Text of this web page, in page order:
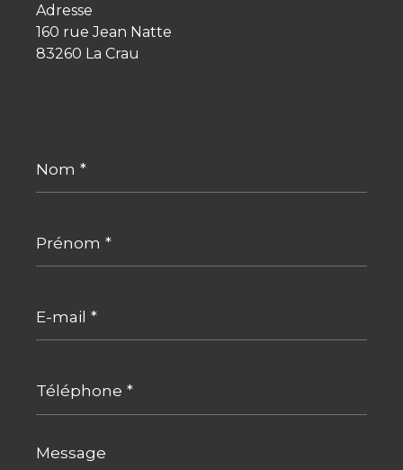
Adresse
160 rue Jean Natte
83260 La Crau
*
*
mail
*
*
Message
*